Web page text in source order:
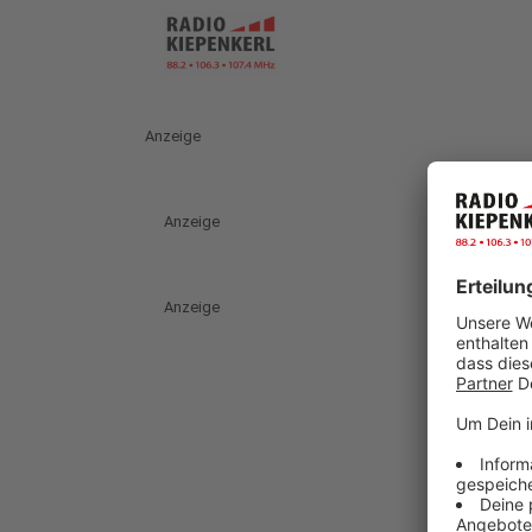
Anzeige
Anzeige
Anzeige